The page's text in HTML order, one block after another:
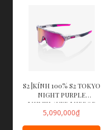
S2 |KÍNH 100% S2 TOKYO
NIGHT PURPLE
MULTILAYER MIRROR
LENS
5,090,000₫